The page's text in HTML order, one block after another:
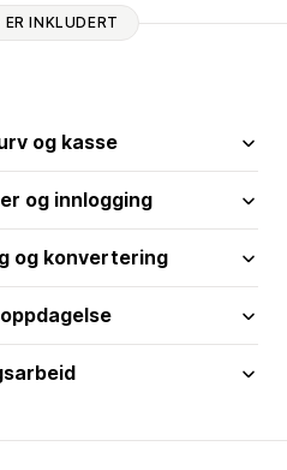
INKLUDERT
og kasse
og innlogging
og konvertering